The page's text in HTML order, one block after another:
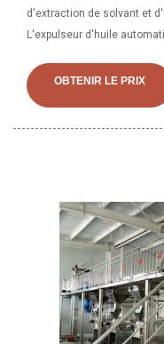
d'extraction de solvant et
L'expulseur d'huile
huile unique en fonction
fonction de friture et de
OBTENIR LE PRIX